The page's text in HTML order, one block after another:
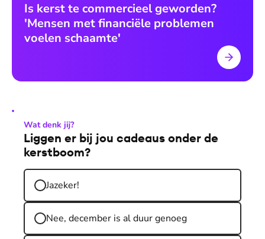
Is kerst te commercieel geworden?
'Mensen met financiële problemen
voelen schaamte'
Wat denk jij?
Liggen er bij jou cadeaus onder de
kerstboom?
Jazeker!
Nee, december is al duur genoeg